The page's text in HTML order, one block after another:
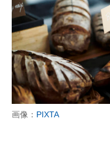
画像： PIXTA